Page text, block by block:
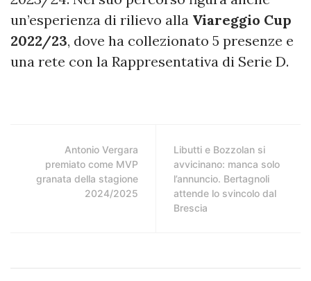
un’esperienza di rilievo alla Viareggio Cup
2022/23, dove ha collezionato 5 presenze e
una rete con la Rappresentativa di Serie D.
Antonio Vergara
premiato come MVP
granata della stagione
2024/2025
Libutti e Bozzolan si
avvicinano: manca solo
l’annuncio. Bertagnoli
attende lo svincolo dal
Brescia